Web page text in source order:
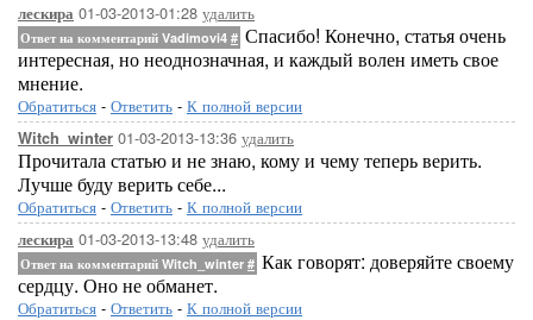
лескира 01-03-2013-01:28 удалить
Ответ на комментарий Vadimovi4 # Спасибо! Конечно, статья очень
интересная, но неоднозначная, и каждый волен иметь свое
мнение.
Обратиться - Ответить - К полной версии
Witch_winter 01-03-2013-13:36 удалить
Прочитала статью и не знаю, кому и чему теперь верить.
Лучше буду верить себе...
Обратиться - Ответить - К полной версии
лескира 01-03-2013-13:48 удалить
Ответ на комментарий Witch_winter # Как говорят: доверяйте своему
сердцу. Оно не обманет.
Обратиться - Ответить - К полной версии